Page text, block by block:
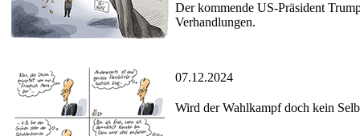
Der kommende US-Präsident
Verhandlungen.
07.12.2024
Wird der Wahlkampf doch kein